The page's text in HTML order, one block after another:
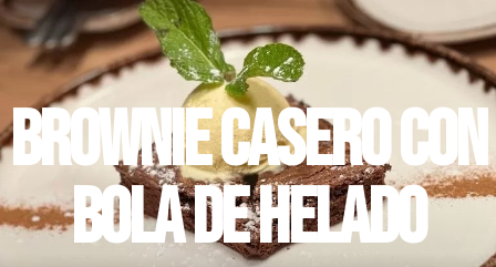
C/Valeras 21, Aranjuez, Madrid, España. 28300 918683088
C/ San Telesforo 40 Madrid, España. 28017 910236179
BROWNIE CASERO CON
BOLA DE HELADO